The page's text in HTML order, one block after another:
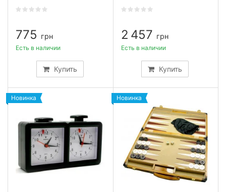
775 грн
Купить
Есть в наличии
2 457 грн
Купить
Есть в наличии
Новинка Новинка